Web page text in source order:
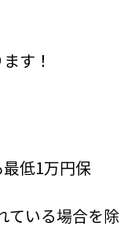
す！
低1万円保
ている場合を除